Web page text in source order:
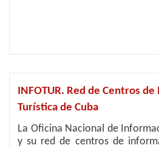
INFOTUR. Red de Centros
Turística de Cuba
La Oficina Nacional de
y su red de centros de